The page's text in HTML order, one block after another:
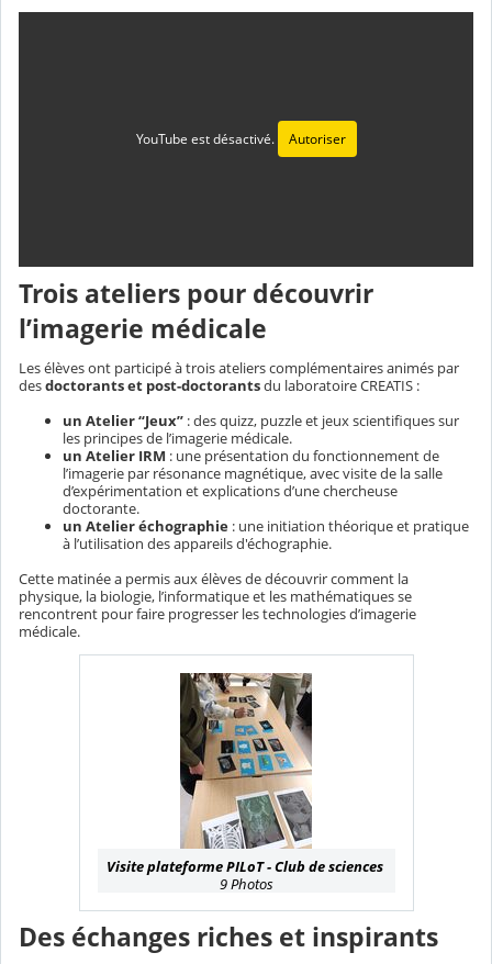
YouTube est désactivé. Autoriser
Trois ateliers pour découvrir
l’imagerie médicale
Les élèves ont participé à trois ateliers complémentaires animés par
desdoctorants et post-doctorantsdu laboratoire CREATIS :
un Atelier “Jeux” : des quizz, puzzle et jeux scientifiques sur
les principes de l’imagerie médicale.
un Atelier IRM : une présentation du fonctionnement de
l’imagerie par résonance magnétique, avec visite de la salle
d’expérimentation et explications d’une chercheuse
doctorante.
un Atelier échographie : une initiation théorique et pratique
à l’utilisation des appareils d'échographie.
Cette matinée a permis aux élèves de découvrir comment la
physique, la biologie, l’informatique et les mathématiques se
rencontrent pour faire progresser les technologies d’imagerie
médicale.
Visite plateforme PILoT - Club de sciences
9 Photos
Des échanges riches et inspirants